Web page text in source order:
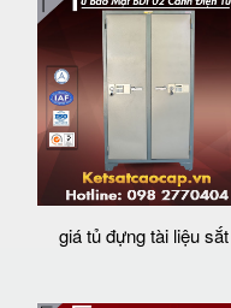
giá tủ đựng tài liệu sắt